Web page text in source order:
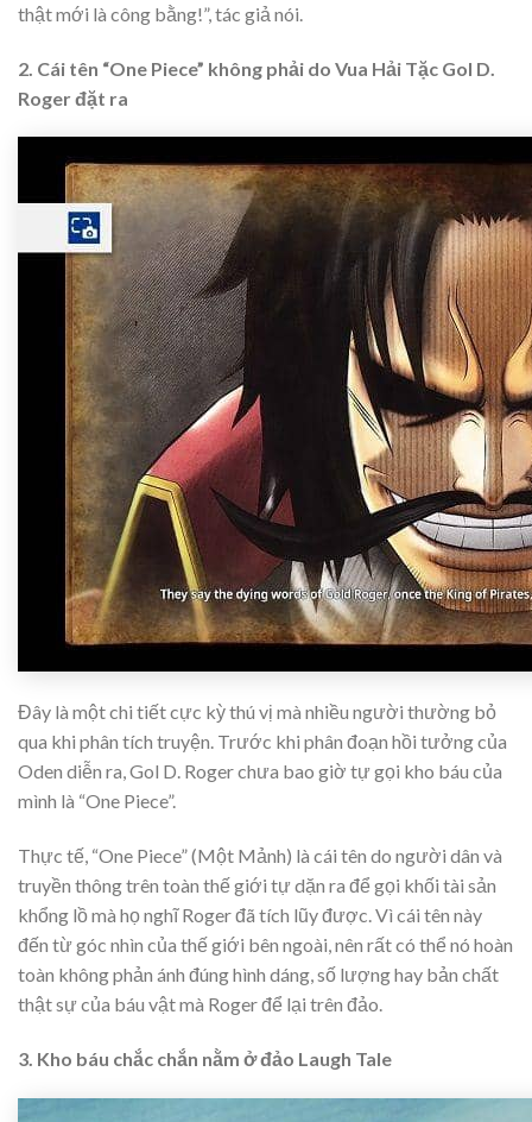
thật mới là công bằng!”, tác giả nói.
2. Cái tên “One Piece” không phải do Vua Hải Tặc Gol D.
Roger đặt ra
Đây là một chi tiết cực kỳ thú vị mà nhiều người thường bỏ
qua khi phân tích truyện. Trước khi phân đoạn hồi tưởng của
Oden diễn ra, Gol D. Roger chưa bao giờ tự gọi kho báu của
mình là “One Piece”.
Thực tế, “One Piece” (Một Mảnh) là cái tên do người dân và
truyền thông trên toàn thế giới tự dặn ra để gọi khối tài sản
khổng lồ mà họ nghĩ Roger đã tích lũy được. Vì cái tên này
đến từ góc nhìn của thế giới bên ngoài, nên rất có thể nó hoàn
toàn không phản ánh đúng hình dáng, số lượng hay bản chất
thật sự của báu vật mà Roger để lại trên đảo.
3. Kho báu chắc chắn nằm ở đảo Laugh Tale